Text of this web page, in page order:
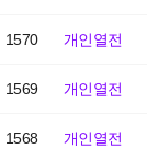
1570 개인열전
1569 개인열전
1568 개인열전